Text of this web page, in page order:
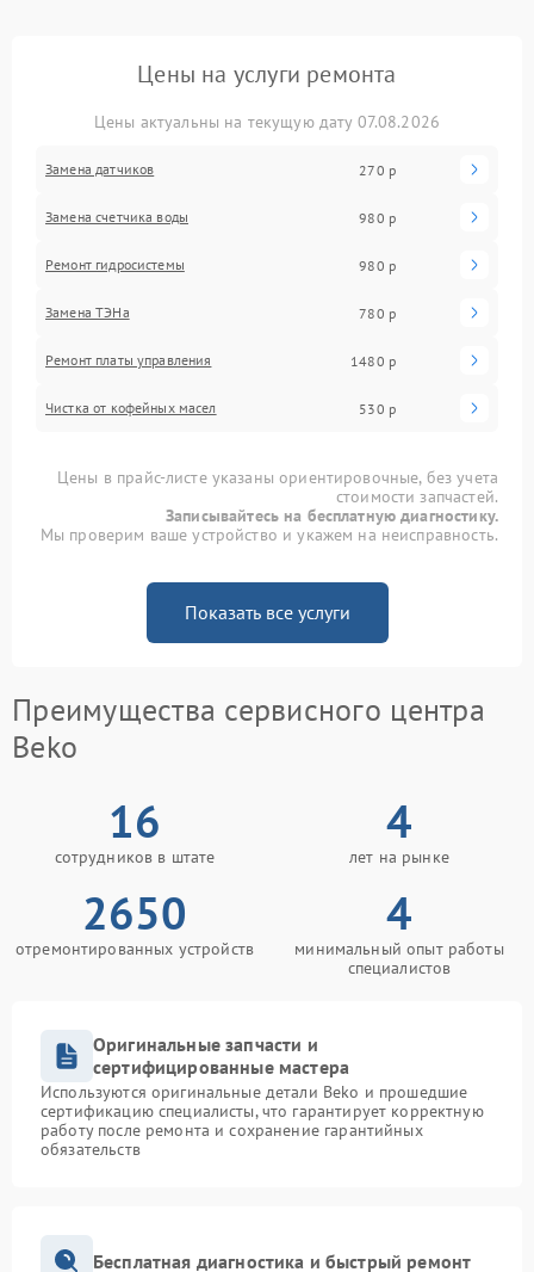
Цены на услуги ремонта
Цены актуальны на текущую дату 07.08.2026
Замена датчиков 270 р
Замена счетчика воды 980 р
Ремонт гидросистемы 980 р
Замена ТЭНа 780 р
Ремонт платы управления 1480 р
Чистка от кофейных масел 530 р
Цены в прайс-листе указаны ориентировочные, без учета
стоимости запчастей.
Записывайтесь на бесплатную диагностику.
Мы проверим ваше устройство и укажем на неисправность.
Показать все услуги
Преимущества сервисного центра
Beko
16
сотрудников в штате
4
лет на рынке
2650
отремонтированных устройств
4
минимальный опыт работы
специалистов
Оригинальные запчасти и
сертифицированные мастера
Используются оригинальные детали Beko и прошедшие
сертификацию специалисты, что гарантирует корректную
работу после ремонта и сохранение гарантийных
обязательств
Бесплатная диагностика и быстрый ремонт